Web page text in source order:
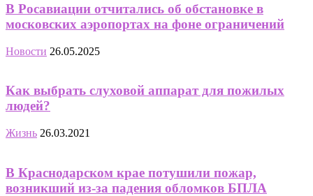
В Росавиации отчитались об обстановке в
московских аэропортах на фоне ограничений
Новости 26.05.2025
Как выбрать слуховой аппарат для пожилых
людей?
Жизнь 26.03.2021
В Краснодарском крае потушили пожар,
возникший из-за падения обломков БПЛА